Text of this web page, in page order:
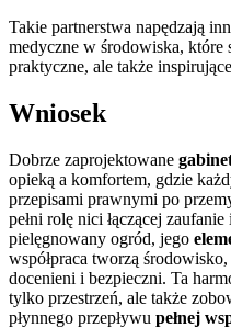
Takie partnerstwa napędzają
medyczne w środowiska, które
praktyczne, ale także
Wniosek
Dobrze zaprojektowane
opieką a komfortem, gdzie
przepisami prawnymi po
pełni rolę nici łączącej
pielęgnowany ogród, jego
współpraca tworzą
docenieni i bezpieczni. Ta
tylko przestrzeń, ale także
płynnego przepływu pełnej